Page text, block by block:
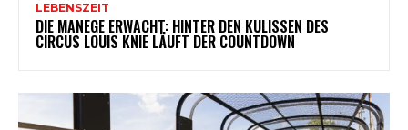
LEBENSZEIT
DIE MANEGE ERWACHT: HINTER DEN KULISSEN DES
CIRCUS LOUIS KNIE LÄUFT DER COUNTDOWN